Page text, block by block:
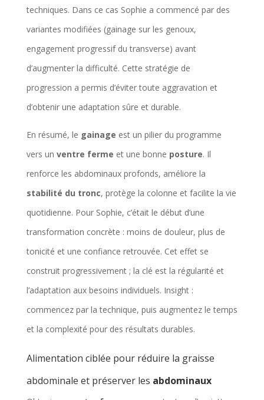
techniques. Dans ce cas Sophie a commencé par des
variantes modifiées (gainage sur les genoux,
engagement progressif du transverse) avant
d’augmenter la difficulté. Cette stratégie de
progression a permis d’éviter toute aggravation et
d’obtenir une adaptation sûre et durable.
En résumé, le gainage est un pilier du programme
vers un ventre ferme et une bonne posture. Il
renforce les abdominaux profonds, améliore la
stabilité du tronc, protège la colonne et facilite la vie
quotidienne. Pour Sophie, c’était le début d’une
transformation concrète : moins de douleur, plus de
tonicité et une confiance retrouvée. Cet effet se
construit progressivement ; la clé est la régularité et
l’adaptation aux besoins individuels. Insight :
commencez par la technique, puis augmentez le temps
et la complexité pour des résultats durables.
Alimentation ciblée pour réduire la graisse
abdominale et préserver les abdominaux